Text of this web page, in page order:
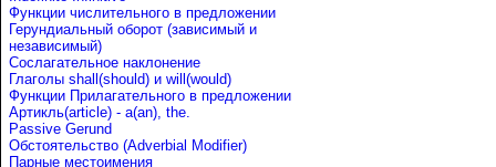
Функции числительного в предложении
Герундиальный оборот (зависимый и
независимый)
Сослагательное наклонение
Глаголы shall(should) и will(would)
Функции Прилагательного в предложении
Артикль(article) - a(an), the.
Passive Gerund
Обстоятельство (Adverbial Modifier)
Парные местоимения